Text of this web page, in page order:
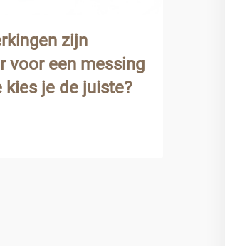
zijn
voor een messing
kies je de juiste?